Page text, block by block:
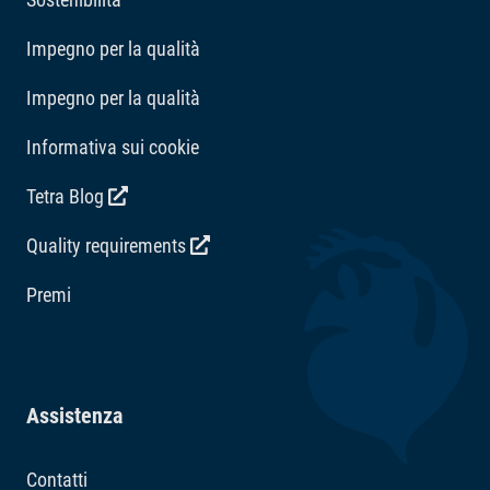
Impegno per la qualità
Impegno per la qualità
Informativa sui cookie
Tetra Blog
Quality requirements
Premi
Assistenza
Contatti